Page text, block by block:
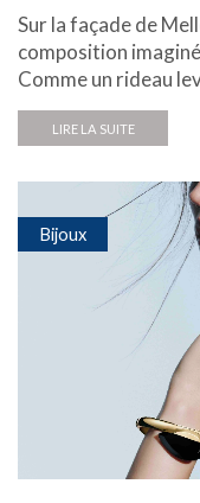
Sur la façade de
composition
Comme un rideau
LIRE LA SUITE
Bijoux